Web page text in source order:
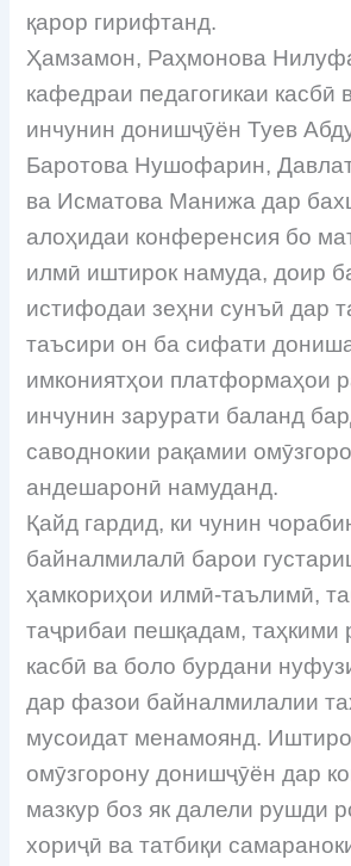
қарор гирифтанд.
Ҳамзамон, Раҳмонова
кафедраи педагогикаи касбӣ
инчунин донишҷӯён Туев
Баротова Нушофарин,
ва Исматова Манижа дар
алоҳидаи конференсия бо
илмӣ иштирок намуда, доир
истифодаи зеҳни сунъӣ дар
таъсири он ба сифати
имкониятҳои платформаҳои
инчунин зарурати баланд
саводнокии рақамии
андешаронӣ намуданд.
Қайд гардид, ки чунин
байналмилалӣ барои
ҳамкориҳои илмӣ-таълимӣ,
таҷрибаи пешқадам, таҳкими
касбӣ ва боло бурдани
дар фазои байналмилалии
мусоидат менамоянд.
омӯзгорону донишҷӯён дар
мазкур боз як далели рушди
хориҷӣ ва татбиқи